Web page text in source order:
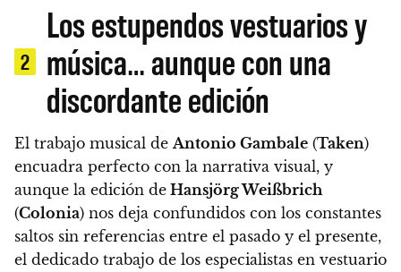
2
Los estupendos vestuarios y
música… aunque con una
discordante edición
El trabajo musical de Antonio Gambale (Taken)
encuadra perfecto con la narrativa visual, y
aunque la edición de Hansjörg Weißbrich
(Colonia) nos deja confundidos con los constantes
saltos sin referencias entre el pasado y el presente,
el dedicado trabajo de los especialistas en vestuario